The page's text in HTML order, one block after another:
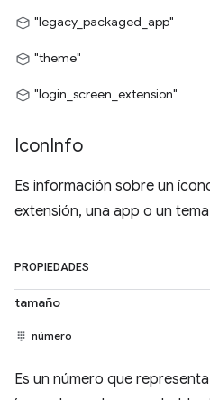
"legacy_packaged_app"
"theme"
"login_screen_extension"
IconInfo
Es información sobre un
extensión, una app o un
PROPIEDADES
tamaño
número
Es un número que